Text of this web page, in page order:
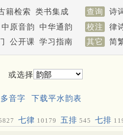
籍检索 类书集成 查询 诗
中原音韵 中华通韵 校注 律
公开课 学习指南 其它 简
选择
多音字 下载平水韵表
七律 10179 五排 545 七排